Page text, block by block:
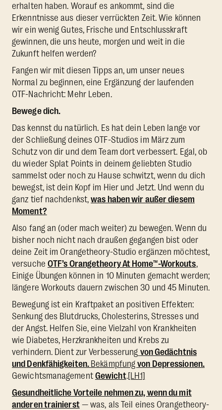
erhalten haben. Worauf es ankommt, sind die
Erkenntnisse aus dieser verrückten Zeit. Wie können
wir ein wenig Gutes, Frische und Entschlusskraft
gewinnen, die uns heute, morgen und weit in die
Zukunft helfen werden?
Fangen wir mit diesen Tipps an, um unser neues
Normal zu beginnen, eine Ergänzung der laufenden
OTF-Nachricht: Mehr Leben.
Bewege dich.
Das kennst du natürlich. Es hat dein Leben lange vor
der Schließung deines OTF-Studios im März zum
Schutz von dir und dem Team dort verbessert. Egal, ob
du wieder Splat Points in deinem geliebten Studio
sammelst oder noch zu Hause schwitzt, wenn du dich
bewegst, ist dein Kopf im Hier und Jetzt. Und wenn du
ganz tief nachdenkst,was haben wir außer diesem
Moment?
Also fang an (oder mach weiter) zu bewegen. Wenn du
bisher noch nicht nach draußen gegangen bist oder
deine Zeit im Orangetheory-Studio ergänzen möchtest,
versuche OTF’s Orangetheory At Home™-Workouts,
Einige Übungen können in 10 Minuten gemacht werden;
längere Workouts dauern zwischen 30 und 45 Minuten.
Bewegung ist ein Kraftpaket an positiven Effekten:
Senkung des Blutdrucks, Cholesterins, Stresses und
der Angst. Helfen Sie, eine Vielzahl von Krankheiten
wie Diabetes, Herzkrankheiten und Krebs zu
verhindern. Dient zur Verbesserung von Gedächtnis
und Denkfähigkeiten. Bekämpfungvon Depressionen.
Gewichtsmanagement Gewicht.[LH1]
Gesundheitliche Vorteile nehmen zu, wenn du mit
anderen trainierst— was, als Teil eines Orangetheory-